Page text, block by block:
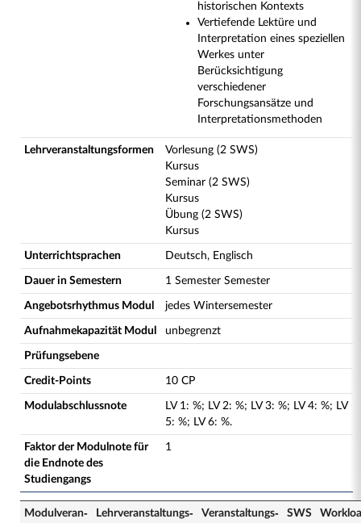
historischen Kontexts
Vertiefende Lektüre und
Interpretation eines speziellen
Werkes unter
Berücksichtigung
verschiedener
Forschungsansätze und
Interpretationsmethoden
Lehrveranstaltungsformen
Vorlesung (2 SWS)
Kursus
Seminar (2 SWS)
Kursus
Übung (2 SWS)
Kursus
Unterrichtsprachen Deutsch, Englisch
Dauer in Semestern 1 Semester Semester
Angebotsrhythmus Modul jedes Wintersemester
Aufnahmekapazität Modul unbegrenzt
Prüfungsebene
Credit-Points 10 CP
Modulabschlussnote LV 1: %; LV 2: %; LV 3: %; LV 4: %; LV
5: %; LV 6: %.
Faktor der Modulnote für
die Endnote des
Studiengangs
1
Modulveran­
Lehrveranstaltungs­
Veranstaltungs­
SWS